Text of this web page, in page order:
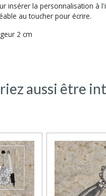
insérer la personnalisation à
au toucher pour écrire.
2 cm
aussi être